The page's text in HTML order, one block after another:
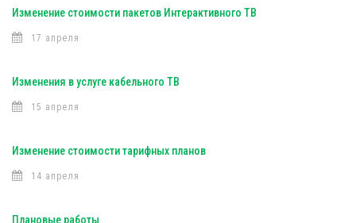
Изменение стоимости пакетов Интерактивного ТВ
17 апреля
Изменения в услуге кабельного ТВ
15 апреля
Изменение стоимости тарифных планов
14 апреля
Плановые работы